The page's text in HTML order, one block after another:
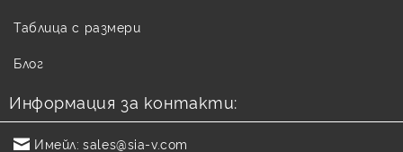
Таблица с размери
Блог
Информация за контакти:
Имейл: sales@sia-v.com